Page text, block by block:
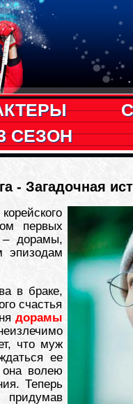
СЕЗОН
- Загадочная
первых
– дорамы,
эпизодам
в браке,
счастья
дорамы
что муж
ее
волею
Теперь